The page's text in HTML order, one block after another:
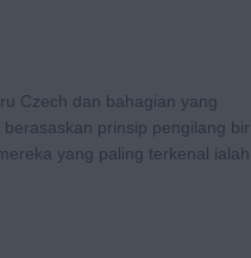
Czech dan bahagian yang
prinsip pengilang bir
yang paling terkenal ialah